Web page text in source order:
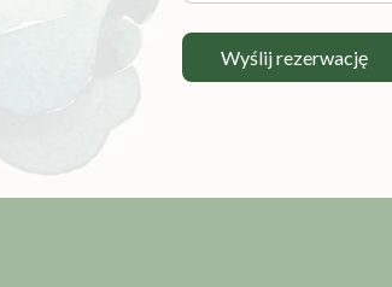
Wyślij rezerwację